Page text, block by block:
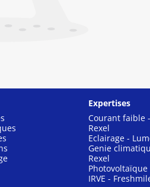
Expertises
Courant faible
Rexel
Eclairage -
Genie
Rexel
Photovoltaïque
IRVE -